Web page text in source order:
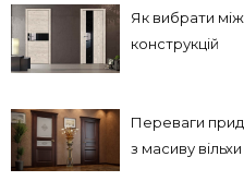
Як вибрати
конструкцій
Переваги
з масиву вільхи